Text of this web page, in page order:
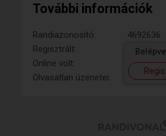
További információk
Randiazonosító:
4692636
Regisztrált:
Online volt:
Olvasatlan üzenetei: